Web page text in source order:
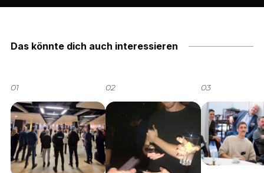
Das könnte dich auch interessieren
01 02 03